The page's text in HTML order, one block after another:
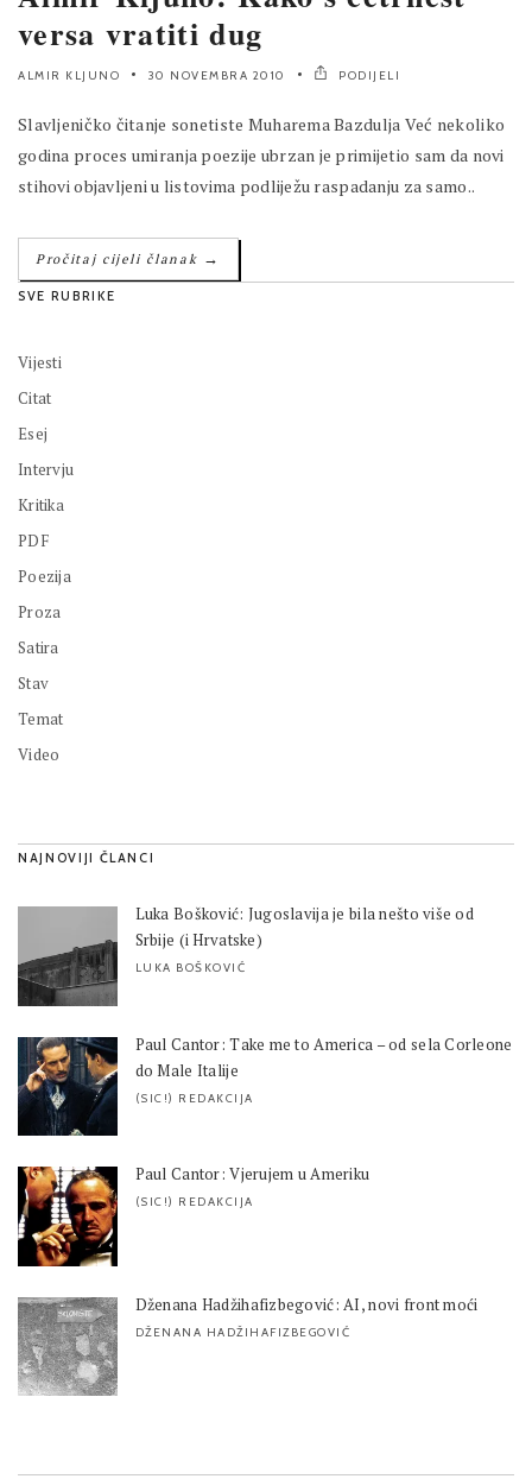
versa vratiti dug
ALMIR KLJUNO 30 NOVEMBRA 2010 PODIJELI
Slavljeničko čitanje sonetiste Muharema Bazdulja Već nekoliko
godina proces umiranja poezije ubrzan je primijetio sam da novi
stihovi objavljeni u listovima podliježu raspadanju za samo..
Pročitaj cijeli članak →
SVE RUBRIKE
Vijesti
Citat
Esej
Intervju
Kritika
PDF
Poezija
Proza
Satira
Stav
Temat
Video
NAJNOVIJI ČLANCI
Luka Bošković: Jugoslavija je bila nešto više od
Srbije (i Hrvatske)
LUKA BOŠKOVIĆ
Paul Cantor: Take me to America – od sela Corleone
do Male Italije
(SIC!) REDAKCIJA
Paul Cantor: Vjerujem u Ameriku
(SIC!) REDAKCIJA
Dženana Hadžihafizbegović: AI, novi front moći
DŽENANA HADŽIHAFIZBEGOVIĆ